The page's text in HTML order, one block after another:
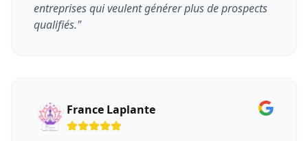
entreprises qui veulent générer plus de prospects
qualifiés."
France Laplante